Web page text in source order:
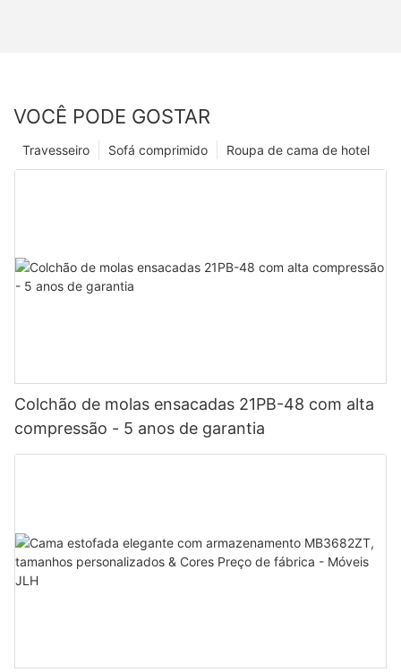
VOCÊ PODE GOSTAR
Roupa de cama de hotel
Sofá comprimido
Travesseiro
Colchão de molas ensacadas 21PB-48 com alta
compressão - 5 anos de garantia